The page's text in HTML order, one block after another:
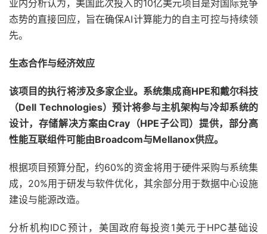
业内分析认为，美国此次投入的10亿美元项目是对国际竞争
态势的直接回应，旨在确保AI计算能力的自主可控与持续领
先。
生态合作与经济效应
该项目的执行将涉及多家企业。系统集成商HPE和戴尔科技
（Dell Technologies）预计将参与主机架构与冷却系统的
设计，存储解决方案由Cray（HPE子公司）提供，部分高
性能互联组件可能由Broadcom与Mellanox供应。
根据项目预算分配，约60%的资金将用于硬件采购与系统集
成，20%用于研发与软件优化，其余部分用于数据中心设施
建设与能源改造。
分析机构IDC预计，美国政府每投资1美元于HPC基础设